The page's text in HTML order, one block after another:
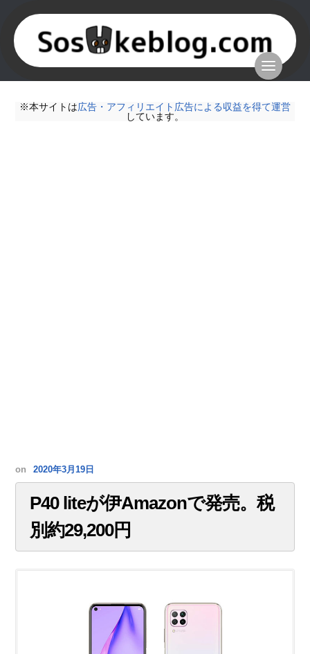
※本サイトは広告・アフィリエイト広告による収益を得て運営
しています。
on 2020年3月19日
P40 liteが伊Amazonで発売。税
別約29,200円